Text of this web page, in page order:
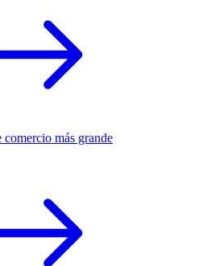
comercio más grande